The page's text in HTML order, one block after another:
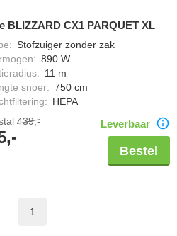
BLIZZARD CX1 PARQUET XL
: Stofzuiger zonder zak
: 890 W
: 11 m
snoer: 750 cm
: HEPA
439,- Leverbaar
Bestel
1